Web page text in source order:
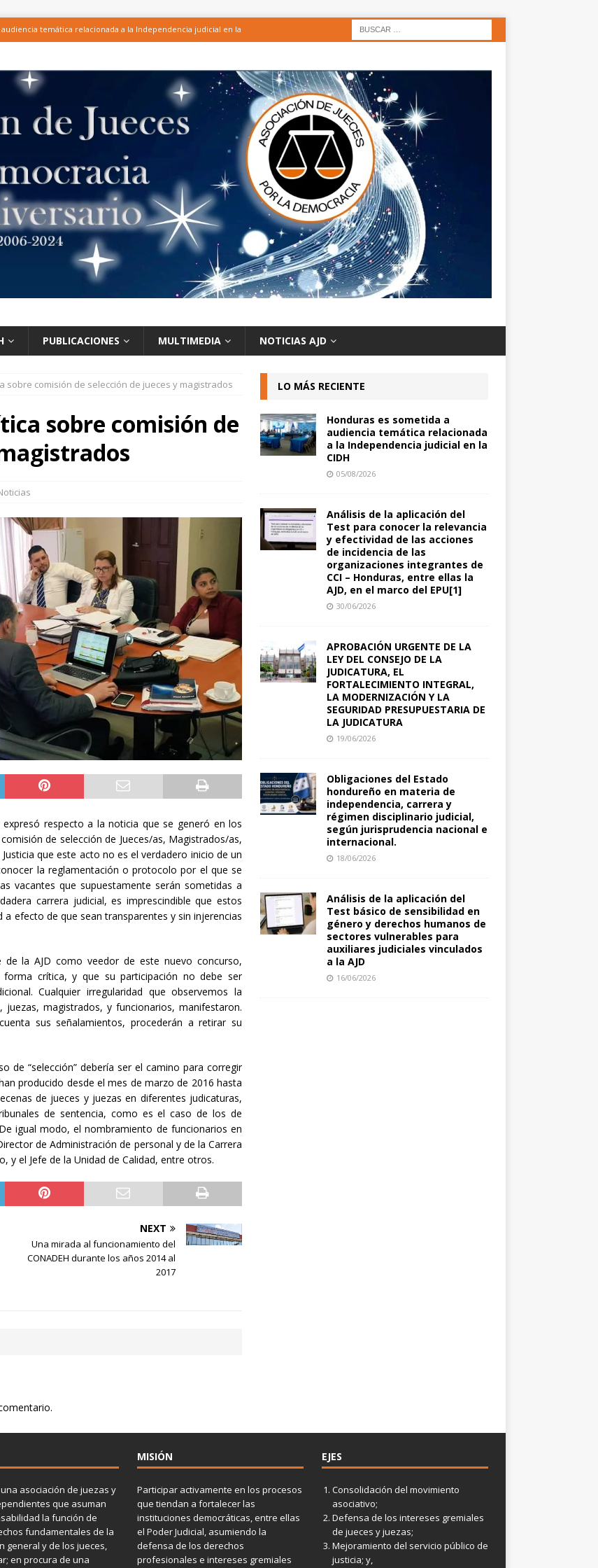
temática relacionada a la Independencia judicial en la
del Test para conocer la relevancia y efectividad de las acciones
de CCI – Honduras, entre ellas la AJD, en el marco del
LA LEY DEL CONSEJO DE LA JUDICATURA, EL FORTALECIMIENTO
PRESUPUESTARIA DE LA JUDICATURA ARTÍCULOS
investigación de altos funcionarios judiciales
PUBLICACIONES MULTIMEDIA NOTICIAS AJD
sobre comisión de selección de jueces y magistrados
sobre comisión de
expresó respecto a la noticia que se generó en los
de selección de Jueces/as, Magistrados/as,
que este acto no es el verdadero inicio de un
la reglamentación o protocolo por el que se
vacantes que supuestamente serán sometidas a
carrera judicial, es imprescindible que estos
efecto de que sean transparentes y sin injerencias
de laAJD como veedor de este nuevo concurso,
crítica, y que su participación no debe ser
Cualquier irregularidad que observemos la
magistrados, y funcionarios, manifestaron.
sus señalamientos, procederán a retirar su
de “selección” debería ser el camino para corregir
producido desde el mes de marzo de 2016 hasta
de jueces y juezas en diferentes judicaturas,
de sentencia, como es el caso de los de
igual modo, el nombramiento de funcionarios en
de Administración de personal y de la Carrera
y el Jefe de la Unidad de Calidad, entre otros.
NEXT
Una mirada al funcionamiento del
CONADEH durante los años 2014 al
2017
LO MÁS RECIENTE
Honduras es sometida a
audiencia temática relacionada
a la Independencia judicial en la
CIDH
05/08/2026
Análisis de la aplicación del
Test para conocer la relevancia
y efectividad de las acciones
de incidencia de las
organizaciones integrantes de
CCI – Honduras, entre ellas la
AJD, en el marco del EPU[1]
30/06/2026
APROBACIÓN URGENTE DE LA
LEY DEL CONSEJO DE LA
JUDICATURA, EL
FORTALECIMIENTO INTEGRAL,
LA MODERNIZACIÓN Y LA
SEGURIDAD PRESUPUESTARIA DE
LA JUDICATURA
19/06/2026
Obligaciones del Estado
hondureño en materia de
independencia, carrera y
régimen disciplinario judicial,
según jurisprudencia nacional e
internacional.
18/06/2026
Análisis de la aplicación del
Test básico de sensibilidad en
género y derechos humanos de
sectores vulnerables para
auxiliares judiciales vinculados
a la AJD
16/06/2026
asociación de juezas y
que asuman
la función de
fundamentales de la
general y de los jueces,
en procura de una
MISIÓN
Participar activamente en los procesos
que tiendan a fortalecer las
instituciones democráticas, entre ellas
el Poder Judicial, asumiendo la
defensa de los derechos
profesionales e intereses gremiales
EJES
Consolidación del movimiento
asociativo;
Defensa de los intereses gremiales
de jueces y juezas;
Mejoramiento del servicio público de
justicia; y,